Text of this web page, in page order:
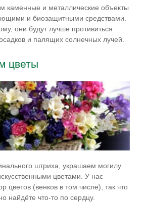
каменные и металлические объекты
и биозащитными средствами.
они будут лучше противиться
и палящих солнечных лучей.
цветы
штриха, украшаем могилу
цветами. У нас
цветов (венков в том числе), так что
найдёте что-то по сердцу.